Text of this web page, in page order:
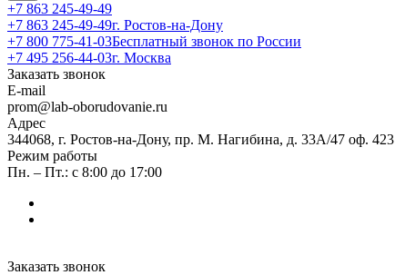
+7 863 245-49-49
+7 863 245-49-49г. Ростов-на-Дону
+7 800 775-41-03Бесплатный звонок по России
+7 495 256-44-03г. Москва
Заказать звонок
E-mail
prom@lab-oborudovanie.ru
Адрес
344068, г. Ростов-на-Дону, пр. М. Нагибина, д. 33А/47 оф. 423
Режим работы
Пн. – Пт.: с 8:00 до 17:00
Заказать звонок